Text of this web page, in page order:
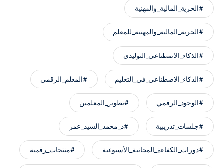
#الحرية_المالية_والمهنية
#الحرية_المالية_والمهنية_للمعلم
#الذكاء_الاصطناعي_التوليدي
#الذكاء_الاصطناعي_في_التعليم #المعلم_الرقمي
#الوجود_الرقمي #تطوير_المعلمين
#جلسات_تدريبية #د_محمد_السيد_عمر
#دورات_الكفاءة_المجانية_الأسبوعية #منتجات_رقمية